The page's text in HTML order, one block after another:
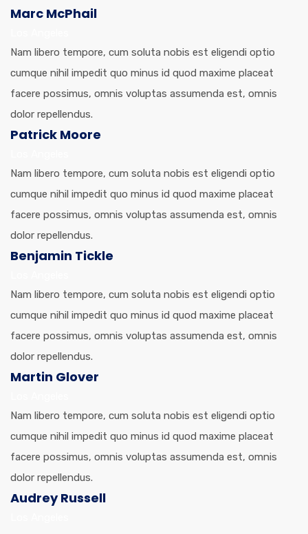
Marc McPhail
Nam libero tempore, cum soluta nobis est eligendi optio
cumque nihil impedit quo minus id quod maxime placeat
facere possimus, omnis voluptas assumenda est, omnis
dolor repellendus.
Patrick Moore
Nam libero tempore, cum soluta nobis est eligendi optio
cumque nihil impedit quo minus id quod maxime placeat
facere possimus, omnis voluptas assumenda est, omnis
dolor repellendus.
Benjamin Tickle
Nam libero tempore, cum soluta nobis est eligendi optio
cumque nihil impedit quo minus id quod maxime placeat
facere possimus, omnis voluptas assumenda est, omnis
dolor repellendus.
Martin Glover
Nam libero tempore, cum soluta nobis est eligendi optio
cumque nihil impedit quo minus id quod maxime placeat
facere possimus, omnis voluptas assumenda est, omnis
dolor repellendus.
Audrey Russell